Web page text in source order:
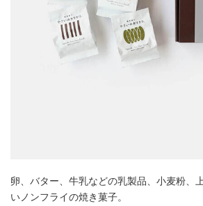
卵、バター、牛乳などの乳製品、小麦粉、
いノンフライの焼き菓子。